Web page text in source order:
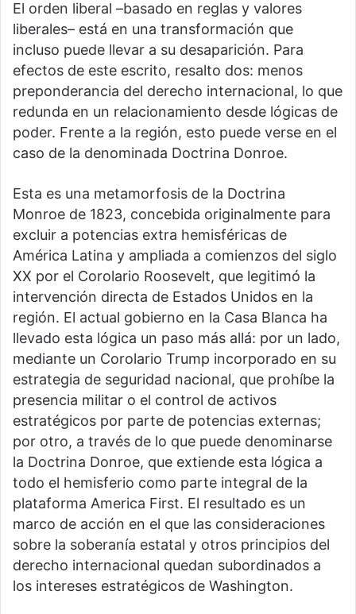
El orden liberal –basado en reglas y valores
liberales– está en una transformación que
incluso puede llevar a su desaparición. Para
efectos de este escrito, resalto dos: menos
preponderancia del derecho internacional, lo que
redunda en un relacionamiento desde lógicas de
poder. Frente a la región, esto puede verse en el
caso de la denominada Doctrina Donroe.
Esta es una metamorfosis de la Doctrina
Monroe de 1823, concebida originalmente para
excluir a potencias extra hemisféricas de
América Latina y ampliada a comienzos del siglo
XX por el Corolario Roosevelt, que legitimó la
intervención directa de Estados Unidos en la
región. El actual gobierno en la Casa Blanca ha
llevado esta lógica un paso más allá: por un lado,
mediante un Corolario Trump incorporado en su
estrategia de seguridad nacional, que prohíbe la
presencia militar o el control de activos
estratégicos por parte de potencias externas;
por otro, a través de lo que puede denominarse
la Doctrina Donroe, que extiende esta lógica a
todo el hemisferio como parte integral de la
plataforma America First. El resultado es un
marco de acción en el que las consideraciones
sobre la soberanía estatal y otros principios del
derecho internacional quedan subordinados a
los intereses estratégicos de Washington.